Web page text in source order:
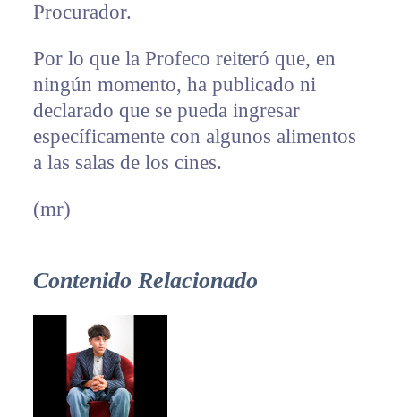
Procurador.
Por lo que la Profeco reiteró que, en
ningún momento, ha publicado ni
declarado que se pueda ingresar
específicamente con algunos alimentos
a las salas de los cines.
(mr)
Contenido Relacionado